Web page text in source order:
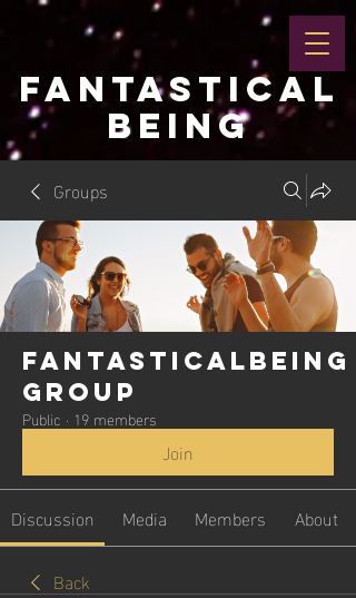
FANTASTICAL
BEING
Groups
Fantasticalbeing
Group
Public · 19 members
Join
Discussion Media Members
About
Back